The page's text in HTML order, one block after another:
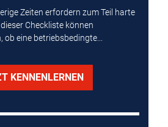
Zeiten erfordern zum Teil harte
Checkliste können
eine betriebsbedingte...
KENNENLERNEN